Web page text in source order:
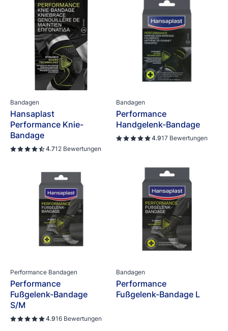
Bandagen
Hansaplast
Performance Knie-
Bandage
4.712 Bewertungen
Bandagen
Performance
Handgelenk-Bandage
4.917 Bewertungen
Performance Bandagen
Performance
Fußgelenk-Bandage
S/M
4.916 Bewertungen
Bandagen
Performance
Fußgelenk-Bandage L